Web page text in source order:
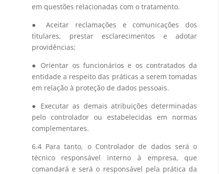
em questões relacionadas com o tratamento.
● Aceitar reclamações e comunicações dos
titulares, prestar esclarecimentos e adotar
providências;
● Orientar os funcionários e os contratados da
entidade a respeito das práticas a serem tomadas
em relação à proteção de dados pessoais.
● Executar as demais atribuições determinadas
pelo controlador ou estabelecidas em normas
complementares.
6.4 Para tanto, o Controlador de dados será o
técnico responsável interno à empresa, que
comandará e será o responsável pela prática da